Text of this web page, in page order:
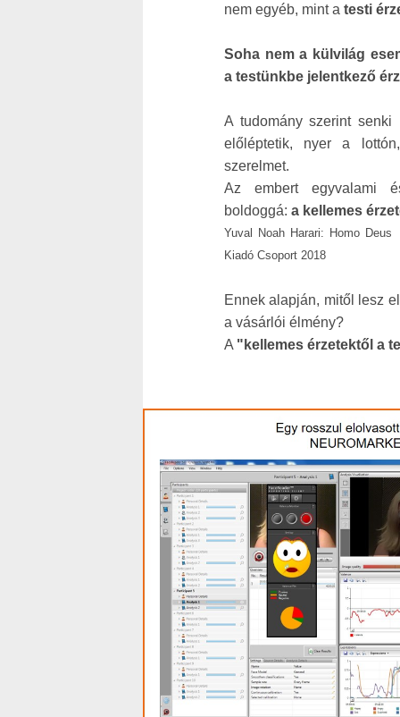
nem egyéb, mint a testi
Soha nem a külvilág
a testünkbe jelentkező
A tudomány szerint
előléptetik, nyer a
szerelmet.
Az embert egyvalami
boldoggá: a kellemes
Yuval Noah Harari: Homo
Kiadó Csoport 2018
Ennek alapján, mitől lesz
a vásárlói élmény?
A "kellemes érzetektől a